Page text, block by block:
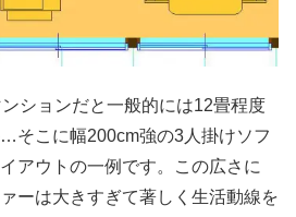
ションだと一般的には12畳程度
そこに幅200cm強の3人掛けソフ
アウトの一例です。この広さに
ーは大きすぎて著しく生活動線を